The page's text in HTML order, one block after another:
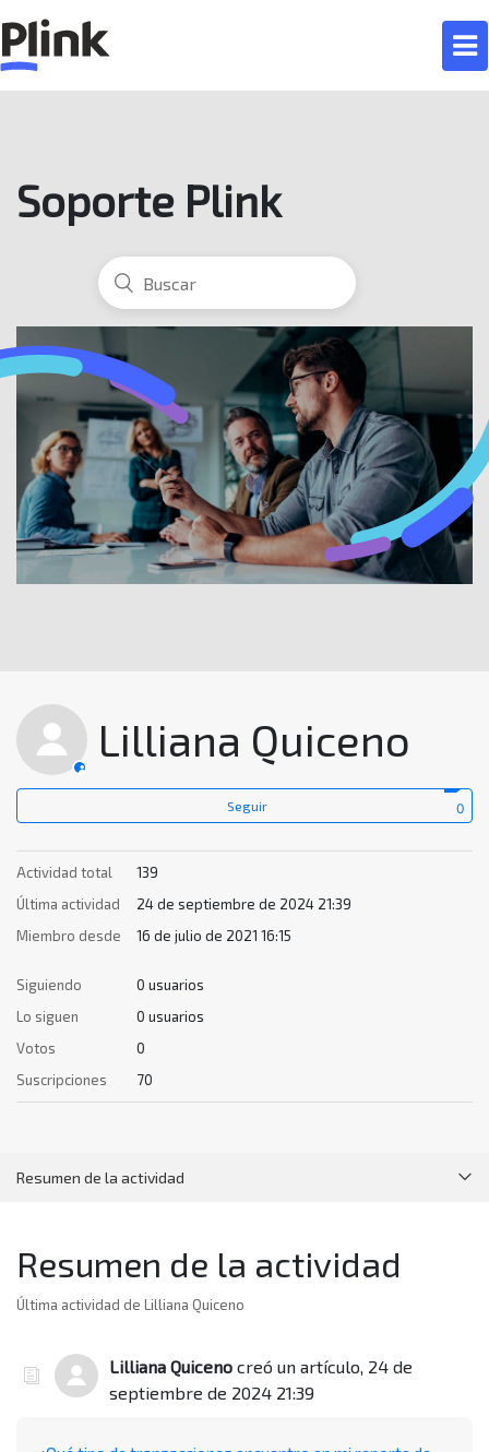
Soporte Plink
Lilliana Quiceno
Seguir
Actividad total
139
Última actividad
24 de septiembre de 2024 21:39
Miembro desde
16 de julio de 2021 16:15
Siguiendo
0 usuarios
Lo siguen
0 usuarios
Votos
0
Suscripciones
70
Resumen de la actividad
Comentarios (0)
Resumen de la actividad
Última actividad de Lilliana Quiceno
Lilliana Quiceno creó un artículo, 24 de
septiembre de 2024 21:39